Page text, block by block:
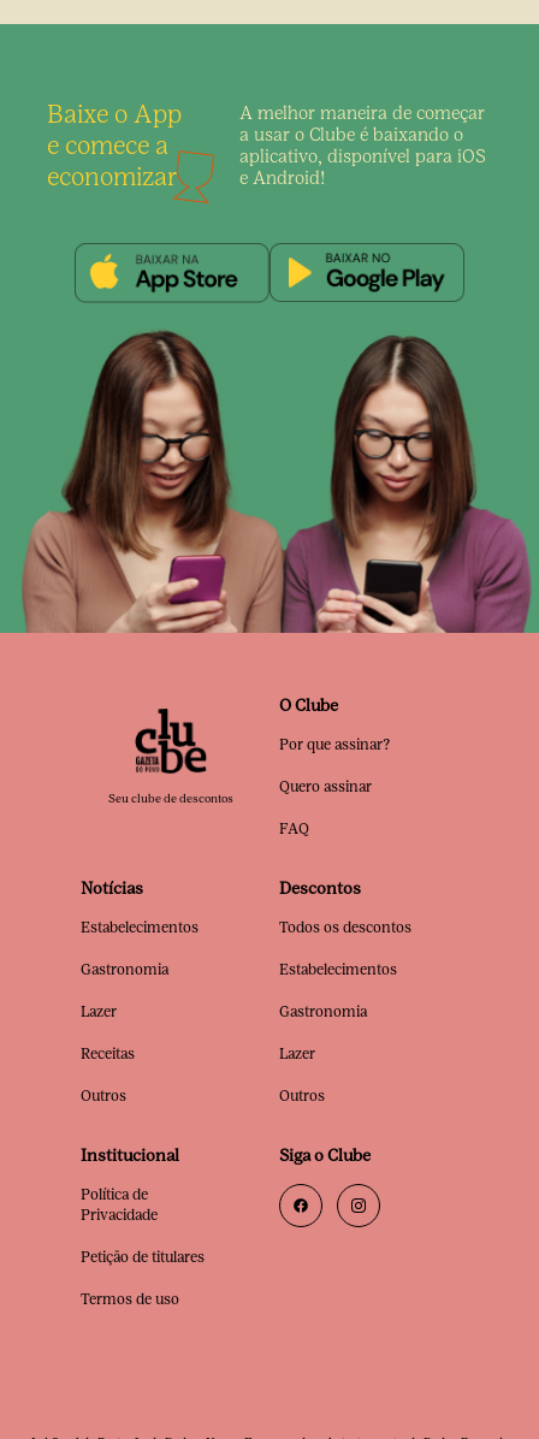
Baixe o App
e comece a
economizar
A melhor maneira de começar
a usar o Clube é baixando o
aplicativo, disponível para iOS
e Android!
Seu clube de descontos
O Clube
Por que assinar?
Quero assinar
FAQ
Notícias
Estabelecimentos
Gastronomia
Lazer
Receitas
Outros
Descontos
Todos os descontos
Estabelecimentos
Gastronomia
Lazer
Outros
Institucional
Política de
Privacidade
Petição de titulares
Termos de uso
Siga o Clube